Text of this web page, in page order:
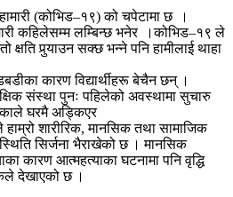
(कोभिड–१९) को चपेटामा छ ।
कहिलेसम्म लम्बिन्छ भनेर ।कोभिड–१९ ले
क्षति पुर्‍याउन सक्छ भन्ने पनि हामीलाई थाहा
कारण विद्यार्थीहरू बेचैन छन् ।
संस्था पुनः पहिलेको अवस्थामा सुचारु
घरमै अड्किएर
शारीरिक, मानसिक तथा सामाजिक
सिर्जना भैराखेको छ । मानसिक
कारण आत्महत्याका घटनामा पनि वृद्धि
देखाएको छ ।